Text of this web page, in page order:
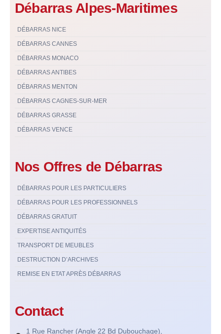
Débarras Alpes-Maritimes
DÉBARRAS NICE
DÉBARRAS CANNES
DÉBARRAS MONACO
DÉBARRAS ANTIBES
DÉBARRAS MENTON
DÉBARRAS CAGNES-SUR-MER
DÉBARRAS GRASSE
DÉBARRAS VENCE
Nos Offres de Débarras
DÉBARRAS POUR LES PARTICULIERS
DÉBARRAS POUR LES PROFESSIONNELS
DÉBARRAS GRATUIT
EXPERTISE ANTIQUITÉS
TRANSPORT DE MEUBLES
DESTRUCTION D’ARCHIVES
REMISE EN ETAT APRÈS DÉBARRAS
Contact
1 Rue Rancher (Angle 22 Bd Dubouchage),